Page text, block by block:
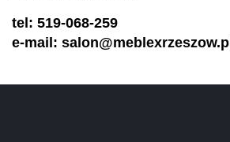
tel: 519-068-259
e-mail: salon@meblexrzeszow.pl